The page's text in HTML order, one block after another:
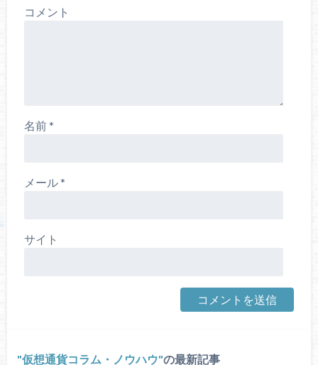
コメント
名前*
メール*
サイト
仮想通貨コラム・ノウハウ の最新記事